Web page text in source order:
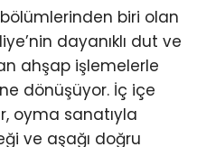
biri olan
dayanıklı dut ve
ahşap işlemelerle
dönüşüyor. İç içe
oyma sanatıyla
ve aşağı doğru